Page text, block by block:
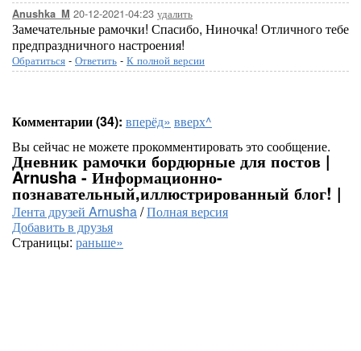
Anushka_M 20-12-2021-04:23 удалить
Замечательные рамочки! Спасибо, Ниночка! Отличного тебе
предпраздничного настроения!
Обратиться - Ответить - К полной версии
Комментарии (34): вперёд» вверх^
Вы сейчас не можете прокомментировать это сообщение.
Дневник рамочки бордюрные для постов |
Arnusha - Информационно-
познавательный,иллюстрированный блог! |
Лента друзей Arnusha/Полная версия
Добавить в друзья
Страницы: раньше»